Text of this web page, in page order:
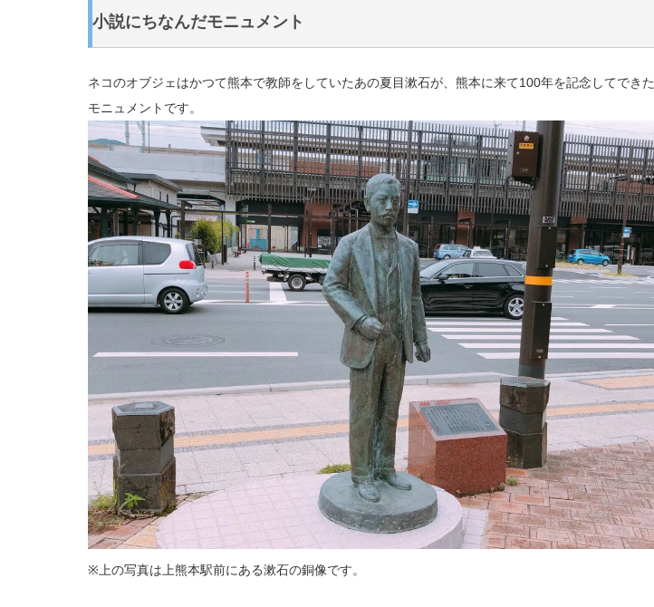
小説にちなんだモニュメント
ネコのオブジェはかつて熊本で教師をしていたあの夏目漱石が、熊本に来て100年を記念してできた
モニュメントです。
※上の写真は上熊本駅前にある漱石の銅像です。